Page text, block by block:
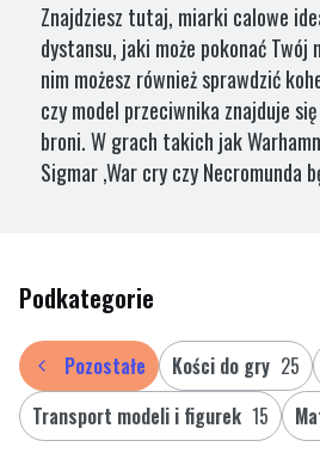
Znajdziesz tutaj, miarki calowe
dystansu, jaki może pokonać Twój
nim możesz również sprawdzić
czy model przeciwnika znajduje
broni. W grach takich jak
Sigmar ,War cry czy Necromunda
wykonywanych przez modele akcji.
Podkategorie
Pozostałe Kości do gry 25
Transport modeli i figurek 15